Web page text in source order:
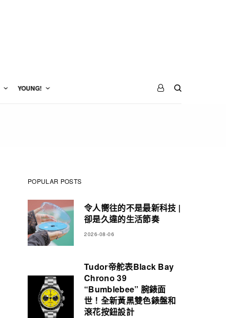
YOUNG!
POPULAR POSTS
令人嚮往的不是最新科技 |
卻是久違的生活節奏
2026-08-06
Tudor帝舵表Black Bay
Chrono 39
“Bumblebee” 腕錶面
世！全新黃黑雙色錶盤和
滾花按鈕設計